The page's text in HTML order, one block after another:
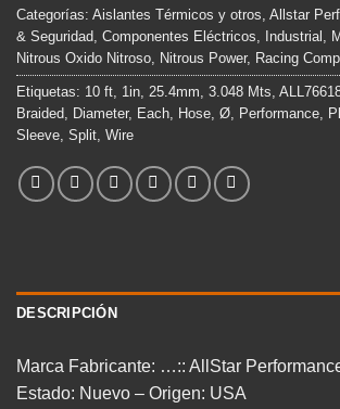
Categorías: Aislantes Térmicos y otros, Allstar
& Seguridad, Componentes Eléctricos, Industrial ,
Nitrous Oxido Nitroso, Nitrous Power, Racing
Etiquetas: 10 ft, 1in, 25.4mm, 3.048 Mts,
Braided, Diameter, Each, Hose, Ø, Performance,
Sleeve, Split, Wire
DESCRIPCIÓN
Marca Fabricante: …:: AllStar
Estado: Nuevo – Origen: USA